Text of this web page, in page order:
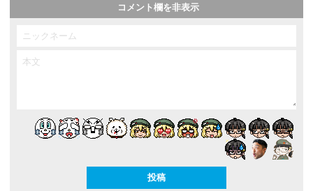
コメント欄を非表示